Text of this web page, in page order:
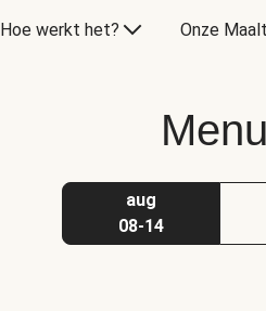
Hoe werkt het? Onze
aug
08-14